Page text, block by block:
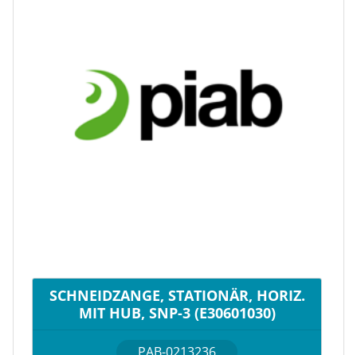
SCHNEIDZANGE, STATIONÄR, HORIZ.
MIT HUB, SNP-3 (E30601030)
PAB-0213236